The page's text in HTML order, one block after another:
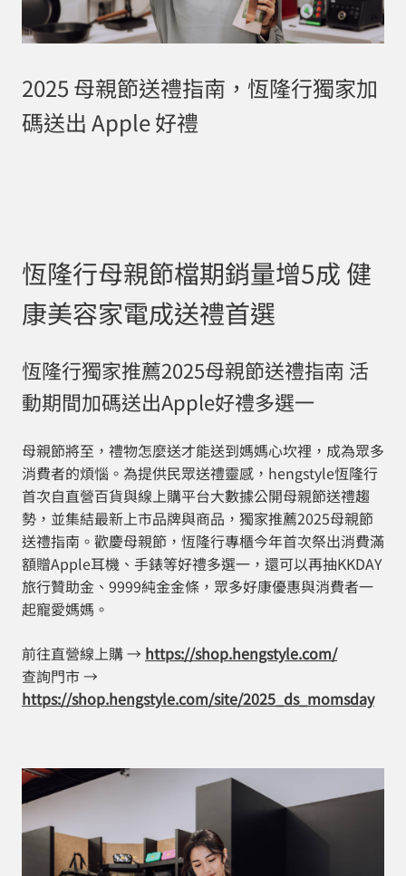
2025 母親節送禮指南，恆隆行獨家加
碼送出 Apple 好禮
恆隆行母親節檔期銷量增5成 健
康美容家電成送禮首選
恆隆行獨家推薦2025母親節送禮指南 活
動期間加碼送出Apple好禮多選一
母親節將至，禮物怎麼送才能送到媽媽心坎裡，成為眾多
消費者的煩惱。為提供民眾送禮靈感，hengstyle恆隆行
首次自直營百貨與線上購平台大數據公開母親節送禮趨
勢，並集結最新上市品牌與商品，獨家推薦2025母親節
送禮指南。歡慶母親節，恆隆行專櫃今年首次祭出消費滿
額贈Apple耳機、手錶等好禮多選一，還可以再抽KKDAY
旅行贊助金、9999純金金條，眾多好康優惠與消費者一
起寵愛媽媽。
前往直營線上購 → https://shop.hengstyle.com/
查詢門市 →
https://shop.hengstyle.com/site/2025_ds_momsday